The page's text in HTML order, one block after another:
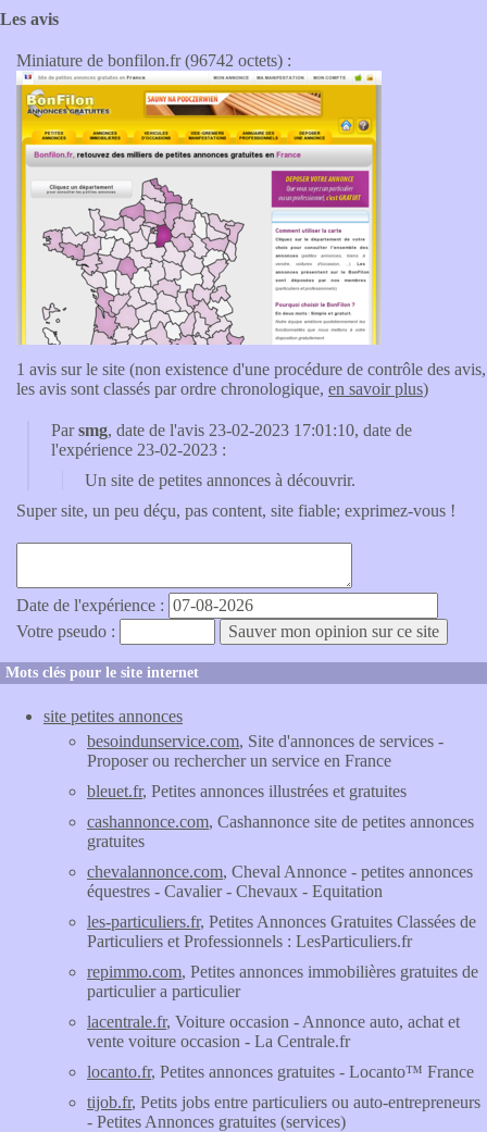
Les avis
Miniature de bonfilon.fr (96742 octets) :
1 avis sur le site (non existence d'une procédure de contrôle des avis,
les avis sont classés par ordre chronologique, en savoir plus)
Parsmg, date de l'avis 23-02-2023 17:01:10, date de
l'expérience 23-02-2023 :
Un site de petites annonces à découvrir.
Super site, un peu déçu, pas content, site fiable; exprimez-vous !
Date de l'expérience :
Votre pseudo :
Mots clés pour le site internet
site petites annonces
besoindunservice.com, Site d'annonces de services -
Proposer ou rechercher un service en France
bleuet.fr, Petites annonces illustrées et gratuites
cashannonce.com, Cashannonce site de petites annonces
gratuites
chevalannonce.com, Cheval Annonce - petites annonces
équestres - Cavalier - Chevaux - Equitation
les-particuliers.fr, Petites Annonces Gratuites Classées de
Particuliers et Professionnels : LesParticuliers.fr
repimmo.com, Petites annonces immobilières gratuites de
particulier a particulier
lacentrale.fr, Voiture occasion - Annonce auto, achat et
vente voiture occasion - La Centrale.fr
locanto.fr, Petites annonces gratuites - Locanto™ France
tijob.fr, Petits jobs entre particuliers ou auto-entrepreneurs
- Petites Annonces gratuites (services)